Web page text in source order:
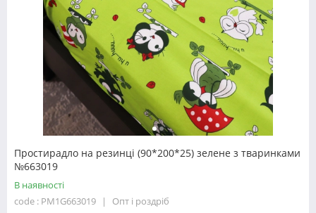
Простирадло на резинці (90*200*25) зелене з тваринками
№663019
В наявності
code : PM1G663019
Опт і роздріб